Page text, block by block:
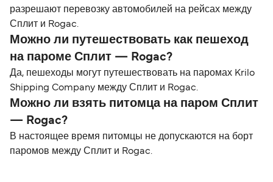
разрешают перевозку автомобилей на рейсах между
Сплит и Rogac.
Можно ли путешествовать как пешеход
на пароме Сплит — Rogac?
Да, пешеходы могут путешествовать на паромах Krilo
Shipping Company между Сплит и Rogac.
Можно ли взять питомца на паром Сплит
— Rogac?
В настоящее время питомцы не допускаются на борт
паромов между Сплит и Rogac.